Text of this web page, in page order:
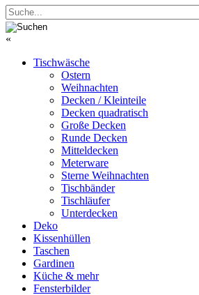
«
Tischwäsche
Ostern
Weihnachten
Decken / Kleinteile
Decken quadratisch
Große Decken
Runde Decken
Mitteldecken
Meterware
Sterne Weihnachten
Tischbänder
Tischläufer
Unterdecken
Deko
Kissenhüllen
Taschen
Gardinen
Küche & mehr
Fensterbilder